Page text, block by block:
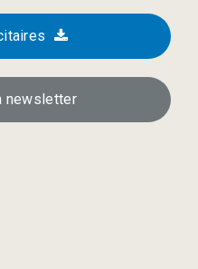
newsletter